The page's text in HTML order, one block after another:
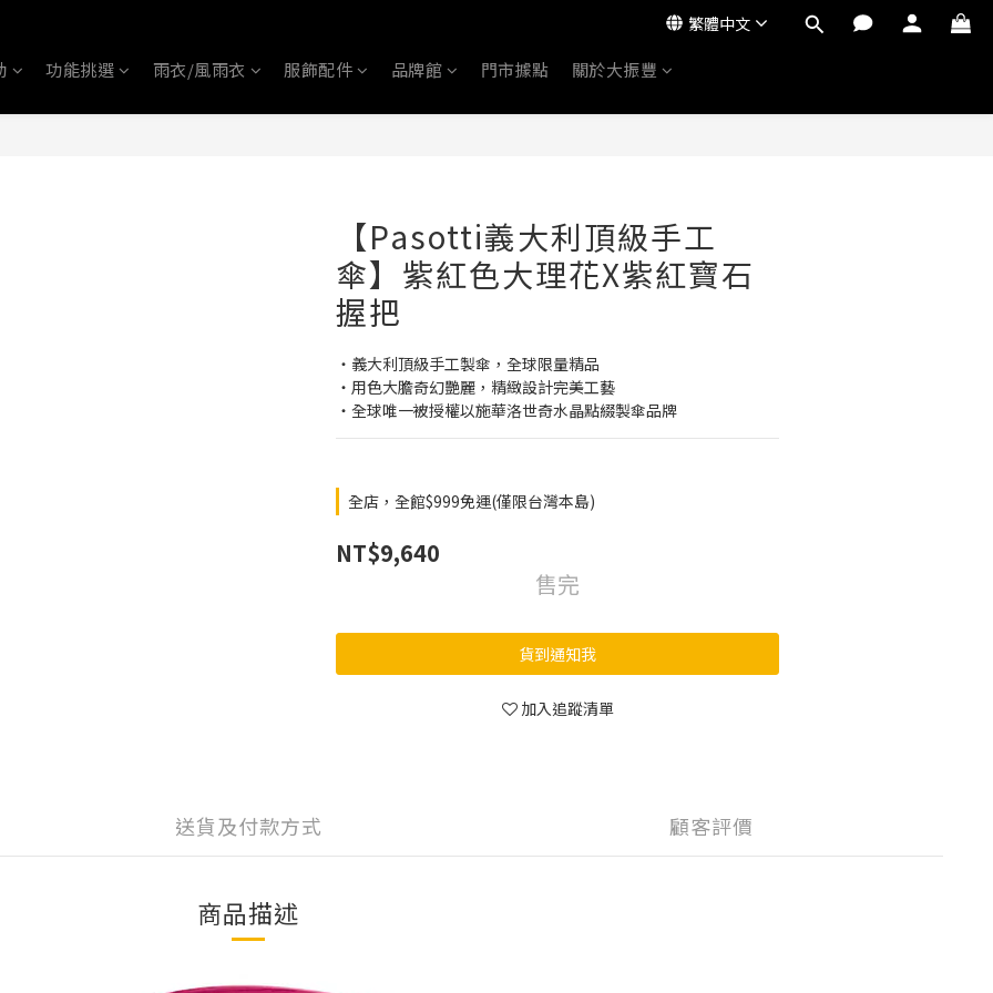
繁體中文
功能挑選 雨衣/風雨衣 服飾配件 品牌館 門市據點 關於大振豐
【Pasotti義大利頂級手工
傘】紫紅色大理花X紫紅寶石
握把
‧義大利頂級手工製傘，全球限量精品
‧用色大膽奇幻艷麗，精緻設計完美工藝
‧全球唯一被授權以施華洛世奇水晶點綴製傘品牌
全店，全館$999免運(僅限台灣本島)
NT$9,640
售完
貨到通知我
加入追蹤清單
送貨及付款方式 顧客評價
商品描述